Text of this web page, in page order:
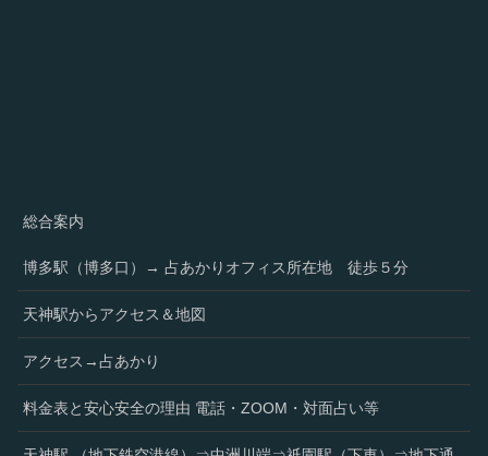
総合案内
博多駅（博多口）→ 占あかりオフィス所在地 徒歩５分
天神駅からアクセス＆地図
アクセス→占あかり
料金表と安心安全の理由 電話・ZOOM・対面占い等